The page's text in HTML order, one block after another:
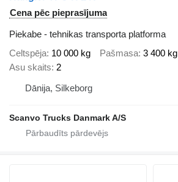
Cena pēc pieprasījuma
Piekabe - tehnikas transporta platforma
Celtspēja 10 000 kg Pašmasa 3 400 kg
Asu skaits 2
Dānija, Silkeborg
Scanvo Trucks Danmark A/S